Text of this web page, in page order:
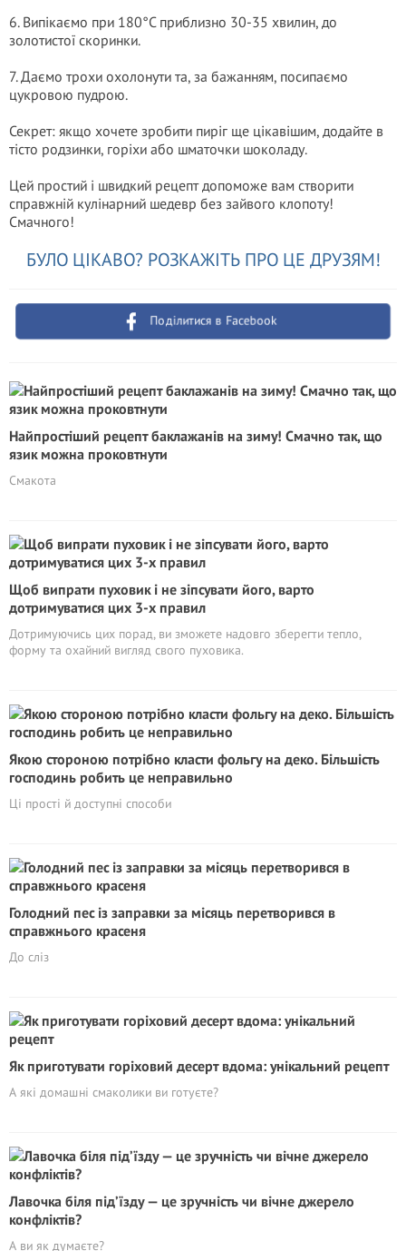
6. Випікаємо при 180°C приблизно 30-35 хвилин, до
золотистої скоринки.
7. Даємо трохи охолонути та, за бажанням, посипаємо
цукровою пудрою.
Секрет: якщо хочете зробити пиріг ще цікавішим, додайте в
тісто родзинки, горіхи або шматочки шоколаду.
Цей простий і швидкий рецепт допоможе вам створити
справжній кулінарний шедевр без зайвого клопоту!
Смачного!
БУЛО ЦІКАВО? РОЗКАЖІТЬ ПРО ЦЕ ДРУЗЯМ!
Поділитися в Facebook
Найпростіший рецепт баклажанів на зиму! Смачно так, що
язик можна проковтнути
Смакота
Щоб випрати пуховик і не зіпсувати його, варто
дотримуватися цих 3-х правил
Дотримуючись цих порад, ви зможете надовго зберегти тепло,
форму та охайний вигляд свого пуховика.
Якою стороною потрібно класти фольгу на деко. Більшість
господинь робить це неправильно
Ці прості й доступні способи
Голодний пес із заправки за місяць перетворився в
справжнього красеня
До сліз
Як приготувати горіховий десерт вдома: унікальний рецепт
А які домашні смаколики ви готуєте?
Лавочка біля під’їзду — це зручність чи вічне джерело
конфліктів?
А ви як думаєте?